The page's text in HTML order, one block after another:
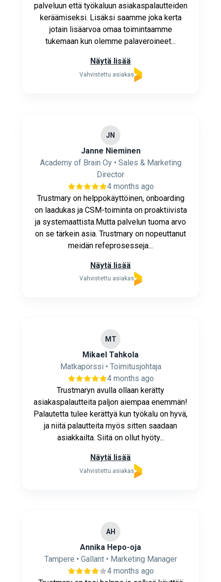
palveluun että työkaluun asiakaspalautteiden
keräämiseksi. Lisäksi saamme joka kerta
jotain lisäarvoa omaa toimintaamme
tukemaan kun olemme palaveroineet...
Näytä lisää
Vahvistettu asiakas
JN
Janne Nieminen
Academy of Brain Oy • Sales & Marketing
Director
4 months ago
Trustmary on helppokäyttöinen, onboarding
on laadukas ja CSM-toiminta on proaktiivista
ja systemaattista.Mutta palvelun tuoma arvo
on se tärkein asia. Trustmary on nopeuttanut
meidän refeprosesseja...
Näytä lisää
Vahvistettu asiakas
MT
Mikael Tahkola
Matkapörssi • Toimitusjohtaja
4 months ago
Trustmaryn avulla ollaan kerätty
asiakaspalautteita paljon aiempaa enemmän!
Palautetta tulee kerättyä kun työkalu on hyvä,
ja niitä palautteita myös sitten saadaan
asiakkailta. Siitä on ollut hyöty...
Näytä lisää
Vahvistettu asiakas
AH
Annika Hepo-oja
Tampere • Gallant • Marketing Manager
4 months ago